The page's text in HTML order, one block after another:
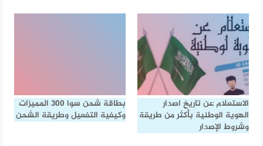
الاستعلام عن تاريخ اصدار
الهوية الوطنية بأكثر من طريقة
وشروط الإصدار
بطاقة شحن سوا 300 المميزات
وكيفية التفعيل وطريقة الشحن